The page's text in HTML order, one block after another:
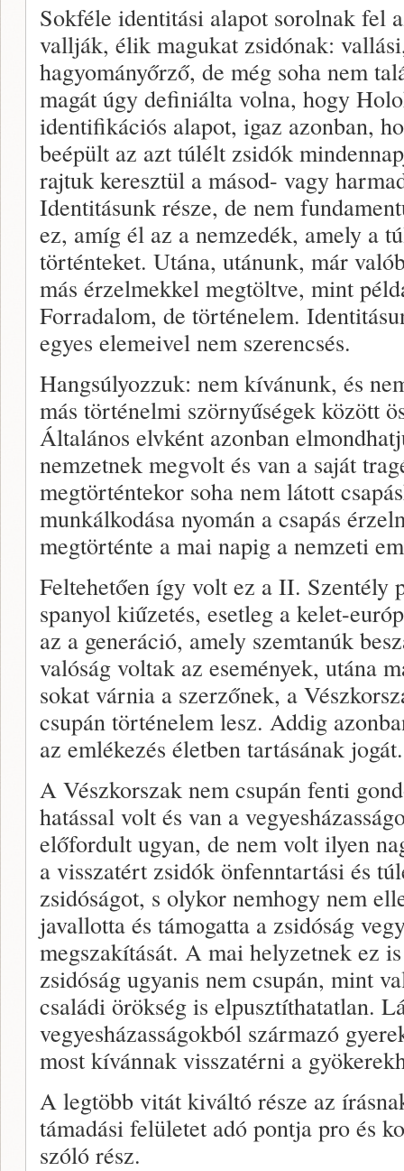
Sokféle identitási alapot sorolnak fel
vallják, élik magukat zsidónak:
hagyományőrző, de még soha nem
magát úgy definiálta volna, hogy
identifikációs alapot, igaz azonban,
beépült az azt túlélt zsidók
rajtuk keresztül a másod- vagy
Identitásunk része, de nem
ez, amíg él az a nemzedék, amely a
történteket. Utána, utánunk, már
más érzelmekkel megtöltve, mint
Forradalom, de történelem.
egyes elemeivel nem szerencsés.
Hangsúlyozzuk: nem kívánunk, és
más történelmi szörnyűségek között
Általános elvként azonban
nemzetnek megvolt és van a saját
megtörténtekor soha nem látott
munkálkodása nyomán a csapás
megtörténte a mai napig a nemzeti
Feltehetően így volt ez a II. Szentély
spanyol kiűzetés, esetleg a kelet-
az a generáció, amely szemtanúk
valóság voltak az események, utána
sokat várnia a szerzőnek, a
csupán történelem lesz. Addig
az emlékezés életben tartásának jogát.
A Vészkorszak nem csupán fenti
hatással volt és van a
előfordult ugyan, de nem volt ilyen
a visszatért zsidók önfenntartási és
zsidóságot, s olykor nemhogy nem
javallotta és támogatta a zsidóság
megszakítását. A mai helyzetnek ez
zsidóság ugyanis nem csupán, mint
családi örökség is elpusztíthatatlan.
vegyesházasságokból származó
most kívánnak visszatérni a
A legtöbb vitát kiváltó része az
támadási felületet adó pontja pro és
szóló rész.